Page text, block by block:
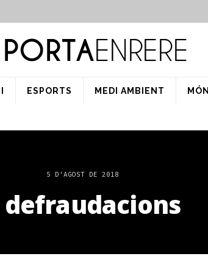
ESPORTS MEDI AMBIENT MÓN
5 D'AGOST DE 2018
defraudacions